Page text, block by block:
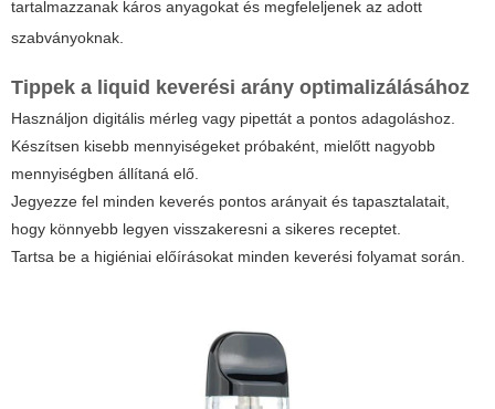
tartalmazzanak káros anyagokat és megfeleljenek az adott
szabványoknak.
Tippek a liquid keverési arány optimalizálásához
Használjon digitális mérleg vagy pipettát a pontos adagoláshoz.
Készítsen kisebb mennyiségeket próbaként, mielőtt nagyobb
mennyiségben állítaná elő.
Jegyezze fel minden keverés pontos arányait és tapasztalatait,
hogy könnyebb legyen visszakeresni a sikeres receptet.
Tartsa be a higiéniai előírásokat minden keverési folyamat során.